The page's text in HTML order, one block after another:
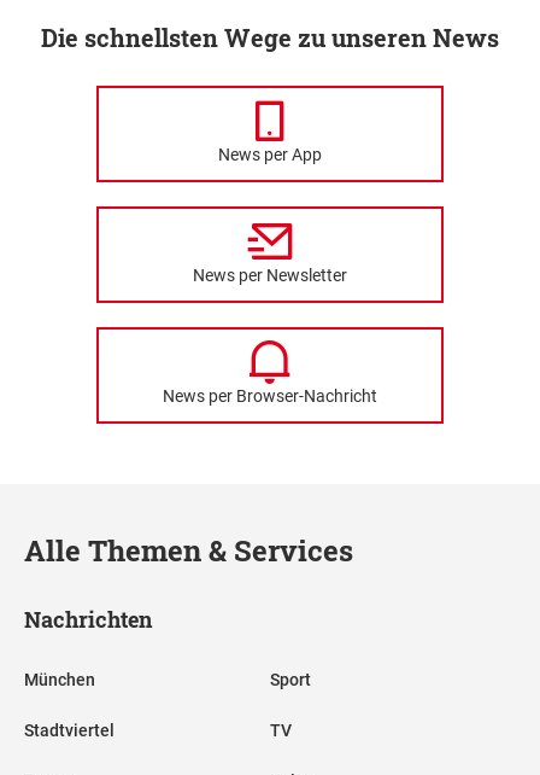
Die schnellsten Wege zu unseren News
News per App
News per Newsletter
News per Browser-Nachricht
Alle Themen & Services
Nachrichten
München
Stadtviertel
Sport
TV